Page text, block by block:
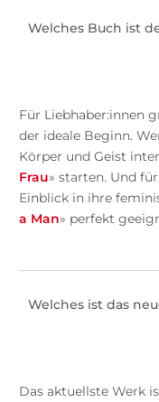
Welches Buch ist
Für Liebhaber:innen
der ideale Beginn.
Körper und Geist
Frau» starten. Und
Einblick in ihre
a Man» perfekt
Welches ist das
Das aktuellste Werk